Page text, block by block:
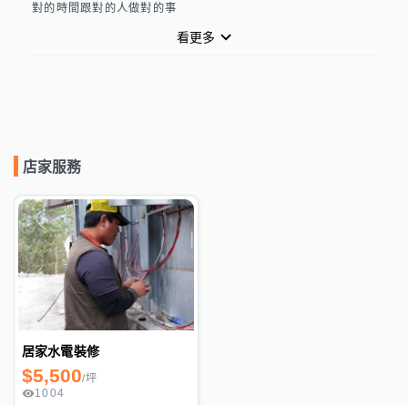
對的時間跟對的人做對的事
看更多
店家服務
居家水電裝修
$5,500/坪
1004